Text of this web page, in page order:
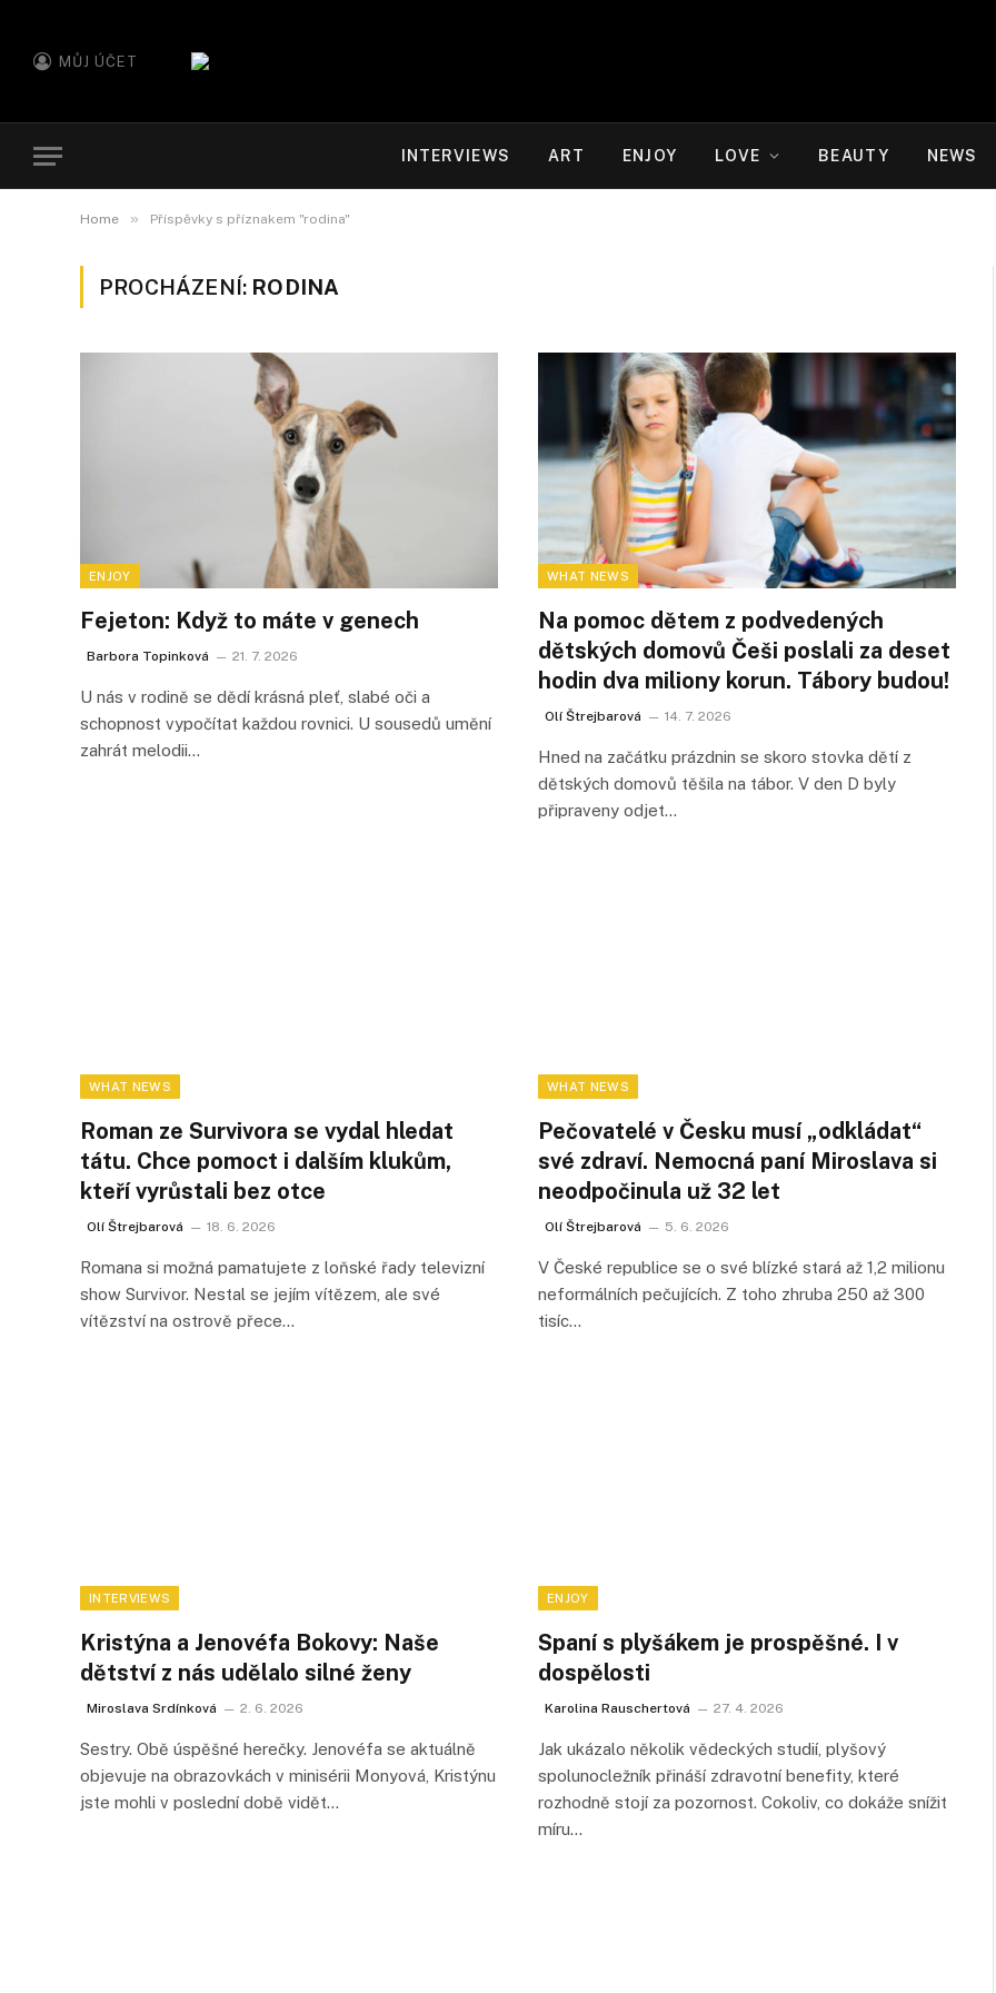
MŮJ ÚČET
INTERVIEWS ART ENJOY LOVE BEAUTY NEWS
Home » Příspěvky s příznakem "rodina"
PROCHÁZENÍ: RODINA
ENJOY
Fejeton: Když to máte v genech
Barbora Topinková 21. 7. 2026
U nás v rodině se dědí krásná pleť, slabé oči a
schopnost vypočítat každou rovnici. U sousedů umění
zahrát melodii…
WHAT NEWS
Na pomoc dětem z podvedených
dětských domovů Češi poslali za deset
hodin dva miliony korun. Tábory budou!
Olí Štrejbarová 14. 7. 2026
Hned na začátku prázdnin se skoro stovka dětí z
dětských domovů těšila na tábor. V den D byly
připraveny odjet…
WHAT NEWS
Roman ze Survivora se vydal hledat
tátu. Chce pomoct i dalším klukům,
kteří vyrůstali bez otce
Olí Štrejbarová 18. 6. 2026
Romana si možná pamatujete z loňské řady televizní
show Survivor. Nestal se jejím vítězem, ale své
vítězství na ostrově přece…
WHAT NEWS
Pečovatelé v Česku musí „odkládat“
své zdraví. Nemocná paní Miroslava si
neodpočinula už 32 let
Olí Štrejbarová 5. 6. 2026
V České republice se o své blízké stará až 1,2 milionu
neformálních pečujících. Z toho zhruba 250 až 300
tisíc…
INTERVIEWS
Kristýna a Jenovéfa Bokovy: Naše
dětství z nás udělalo silné ženy
Miroslava Srdínková 2. 6. 2026
Sestry. Obě úspěšné herečky. Jenovéfa se aktuálně
objevuje na obrazovkách v minisérii Monyová, Kristýnu
jste mohli v poslední době vidět…
ENJOY
Spaní s plyšákem je prospěšné. I v
dospělosti
Karolina Rauschertová 27. 4. 2026
Jak ukázalo několik vědeckých studií, plyšový
spolunocležník přináší zdravotní benefity, které
rozhodně stojí za pozornost. Cokoliv, co dokáže snížit
míru…